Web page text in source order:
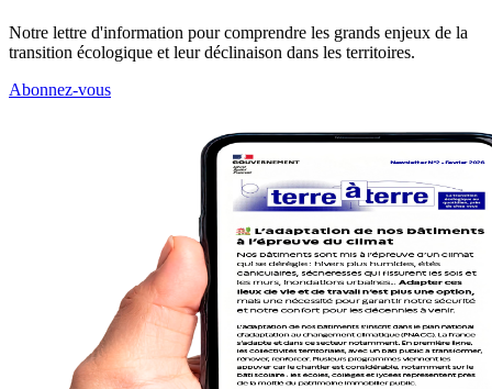
Notre lettre d'information pour comprendre les grands enjeux de la
transition écologique et leur déclinaison dans les territoires.
Abonnez-vous